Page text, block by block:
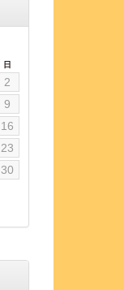
日
2
9
16
23
30